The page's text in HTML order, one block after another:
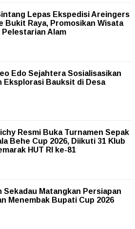
Lepas Ekspedisi Areingers
Bukit Raya, Promosikan Wisata
Pelestarian Alam
Edo Sejahtera Sosialisasikan
Eksplorasi Bauksit di Desa
Resmi Buka Turnamen Sepak
Behe Cup 2026, Diikuti 31 Klub
HUT RI ke-81
Sekadau Matangkan Persiapan
Menembak Bupati Cup 2026